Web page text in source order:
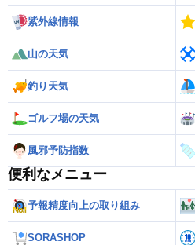
紫外線情報
山の天気
釣り天気
ゴルフ場の天気
風邪予防指数
便利なメニュー
予報精度向上の取り組み
SORASHOP